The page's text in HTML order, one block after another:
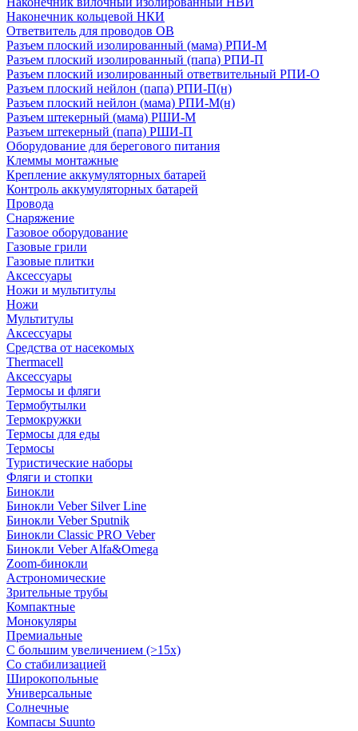
Наконечник кольцевой НКИ
Ответвитель для проводов ОВ
Разъем плоский изолированный (мама) РПИ-М
Разъем плоский изолированный (папа) РПИ-П
Разъем плоский изолированный ответвительный РПИ-О
Разъем плоский нейлон (папа) РПИ-П(н)
Разъем плоский нейлон (мама) РПИ-М(н)
Разъем штекерный (мама) РШИ-М
Разъем штекерный (папа) РШИ-П
Оборудование для берегового питания
Клеммы монтажные
Крепление аккумуляторных батарей
Контроль аккумуляторных батарей
Провода
Снаряжение
Газовое оборудование
Газовые грили
Газовые плитки
Аксессуары
Ножи и мультитулы
Ножи
Мультитулы
Аксессуары
Средства от насекомых
Thermacell
Аксессуары
Термосы и фляги
Термобутылки
Термокружки
Термосы для еды
Термосы
Туристические наборы
Фляги и стопки
Бинокли
Бинокли Veber Silver Line
Бинокли Veber Sputnik
Бинокли Classic PRO Veber
Бинокли Veber Alfa&Omega
Zoom-бинокли
Астрономические
Зрительные трубы
Компактные
Монокуляры
Премиальные
С большим увеличением (>15x)
Со стабилизацией
Широкопольные
Универсальные
Солнечные
Компасы Suunto